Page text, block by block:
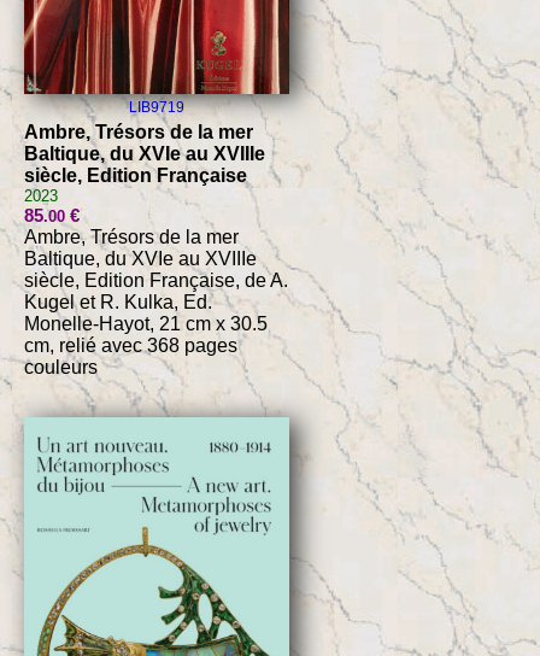
LIB9719
Ambre, Trésors de la mer
Baltique, du XVIe au XVIIIe
siècle, Edition Française
2023
85.00€
Ambre, Trésors de la mer
Baltique, du XVIe au XVIIIe
siècle, Edition Française, de A.
Kugel et R. Kulka, Ed.
Monelle-Hayot, 21 cm x 30.5
cm, relié avec 368 pages
couleurs